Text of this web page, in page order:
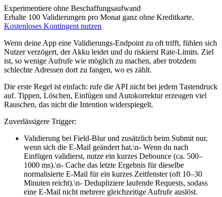
Experimentiere ohne Beschaffungsaufwand
Erhalte 100 Validierungen pro Monat ganz ohne Kreditkarte.
Kostenloses Kontingent nutzen
Wenn deine App eine Validierungs‑Endpoint zu oft trifft, fühlen sich
Nutzer verzögert, der Akku leidet und du riskierst Rate‑Limits. Ziel
ist, so wenige Aufrufe wie möglich zu machen, aber trotzdem
schlechte Adressen dort zu fangen, wo es zählt.
Die erste Regel ist einfach: rufe die API nicht bei jedem Tastendruck
auf. Tippen, Löschen, Einfügen und Autokorrektur erzeugen viel
Rauschen, das nicht die Intention widerspiegelt.
Zuverlässigere Trigger:
Validierung bei Field‑Blur und zusätzlich beim Submit nur,
wenn sich die E‑Mail geändert hat.\n- Wenn du nach
Einfügen validierst, nutze ein kurzes Debounce (ca. 500–
1000 ms).\n- Cache das letzte Ergebnis für dieselbe
normalisierte E‑Mail für ein kurzes Zeitfenster (oft 10–30
Minuten reicht).\n- Dedupliziere laufende Requests, sodass
eine E‑Mail nicht mehrere gleichzeitige Aufrufe auslöst.